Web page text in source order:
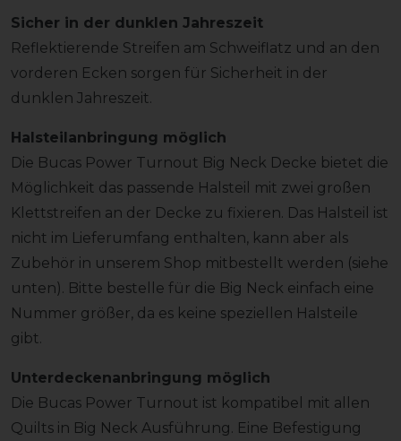
Sicher in der dunklen Jahreszeit
Reflektierende Streifen am Schweiflatz und an den
vorderen Ecken sorgen für Sicherheit in der
dunklen Jahreszeit.
Halsteilanbringung möglich
Die Bucas Power Turnout Big Neck Decke bietet die
Möglichkeit das passende Halsteil mit zwei großen
Klettstreifen an der Decke zu fixieren. Das Halsteil ist
nicht im Lieferumfang enthalten, kann aber als
Zubehör in unserem Shop mitbestellt werden (siehe
unten). Bitte bestelle für die Big Neck einfach eine
Nummer größer, da es keine speziellen Halsteile
gibt.
Unterdeckenanbringung möglich
Die Bucas Power Turnout ist kompatibel mit allen
Quilts in Big Neck Ausführung. Eine Befestigung